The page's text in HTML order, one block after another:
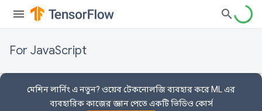
For JavaScript
মেশিন লার্নিং এ নতুন? ওয়েব টেকনোলজি ব্যবহার করে ML এর
ব্যবহারিক কাজের জ্ঞান পেতে একটি ভিডিও কোর্স